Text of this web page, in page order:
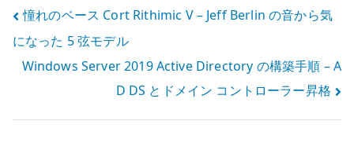
投
稿
ナ
ビ
憧れのベース Cort Rithimic V – Jeff Berlin の音から気
になった 5 弦モデル
Windows Server 2019 Active Directory の構築手順 – A
D DS とドメイン コントローラー昇格